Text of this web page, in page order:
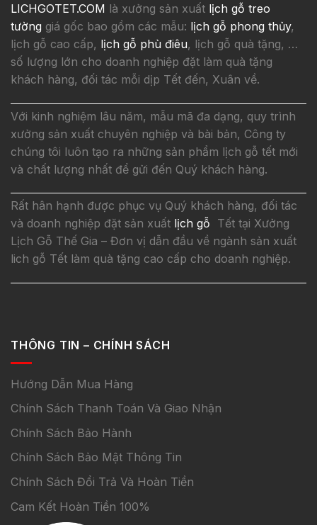
LICHGOTET.COM là xưởng sản xuất lịch gỗ treo
tường giá gốc bao gồm các mẫu: lịch gỗ phong thủy,
lịch gỗ cao cấp, lịch gỗ phù điêu, lịch gỗ quà tặng, …
số lượng lớn cho doanh nghiệp đặt làm quà tặng
khách hàng, đối tác mỗi dịp Tết đến, Xuân về.
Với kinh nghiệm lâu năm, mẫu mã đa dạng, quy trình
xưởng sản xuất chuyên nghiệp và bài bản, Công ty
chúng tôi luôn tạo ra những sản phẩm lịch gỗ tết mới
và chất lượng nhất để gửi đến Quý khách hàng.
Rất hân hạnh được phục vụ Quý khách hàng, đối tác
và doanh nghiệp đặt sản xuất lịch gỗ Tết tại Xưởng
Lịch Gỗ Thế Gia – Đơn vị dẫn đầu về ngành sản xuất
lich gỗ Tết làm quà tặng cao cấp cho doanh nghiệp.
THÔNG TIN – CHÍNH SÁCH
Hướng Dẫn Mua Hàng
Chính Sách Thanh Toán Và Giao Nhận
Chính Sách Bảo Hành
Chính Sách Bảo Mật Thông Tin
Chính Sách Đổi Trả Và Hoàn Tiền
Cam Kết Hoàn Tiền 100%